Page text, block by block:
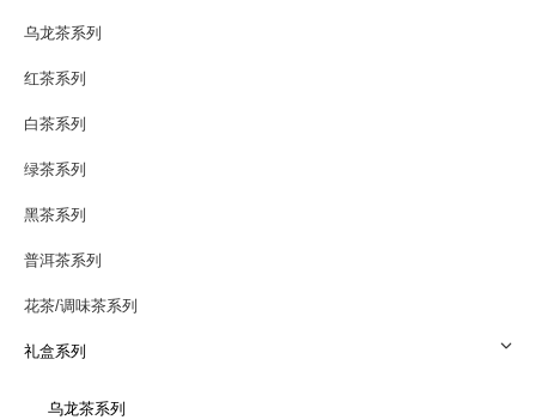
乌龙茶系列
红茶系列
白茶系列
绿茶系列
黑茶系列
普洱茶系列
花茶/调味茶系列
礼盒系列
乌龙茶系列